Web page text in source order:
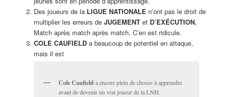
Des joueurs de la LIGUE NATIONALE n’ont pas le droit de
multiplier les erreurs de JUGEMENTet D’EXÉCUTION.
Match après match après match. C’en est ridicule.
COLE CAUFIELDa beaucoup de potentiel en attaque,
mais il est
Cole Caufield a encore plein de choses à apprendre
avant de devenir un vrai joueur de la LNH.